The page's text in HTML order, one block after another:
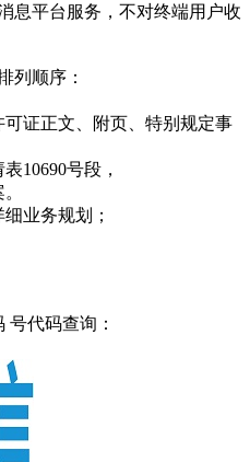
息平台服务，不对终端用户收
列顺序：
证正文、附页、特别规定事
10690号段，
业务规划；
号代码查询：